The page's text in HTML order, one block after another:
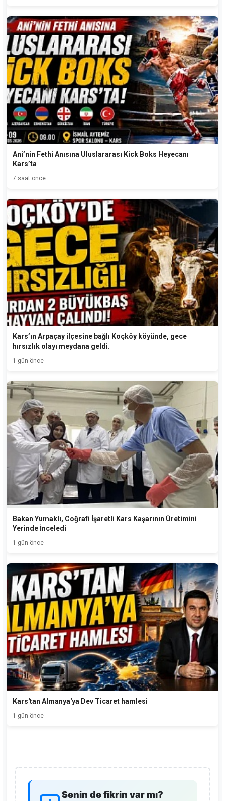
Ani’nin Fethi Anısına Uluslararası Kick Boks Heyecanı
Kars’ta
7 saat önce
Kars’ın Arpaçay ilçesine bağlı Koçköy köyünde, gece
hırsızlık olayı meydana geldi.
1 gün önce
Bakan Yumaklı, Coğrafi İşaretli Kars Kaşarının Üretimini
Yerinde İnceledi
1 gün önce
Kars'tan Almanya'ya Dev Ticaret hamlesi
1 gün önce
Senin de fikrin var mı?